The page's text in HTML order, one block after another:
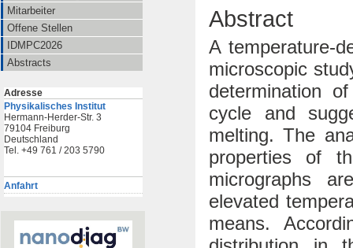
Mitarbeiter
Offene Stellen
IDMPC2026
Abstracts
Adresse
Physikalisches Institut
Hermann-Herder-Str. 3
79104 Freiburg
Deutschland
Tel. +49 761 / 203 5790
Anfahrt
Abstract
A temperature-
microscopic
determination
cycle and
melting. The
properties of
micrographs
elevated
means.